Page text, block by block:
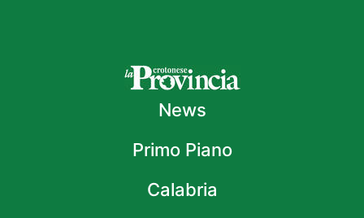
News
Primo Piano
Calabria